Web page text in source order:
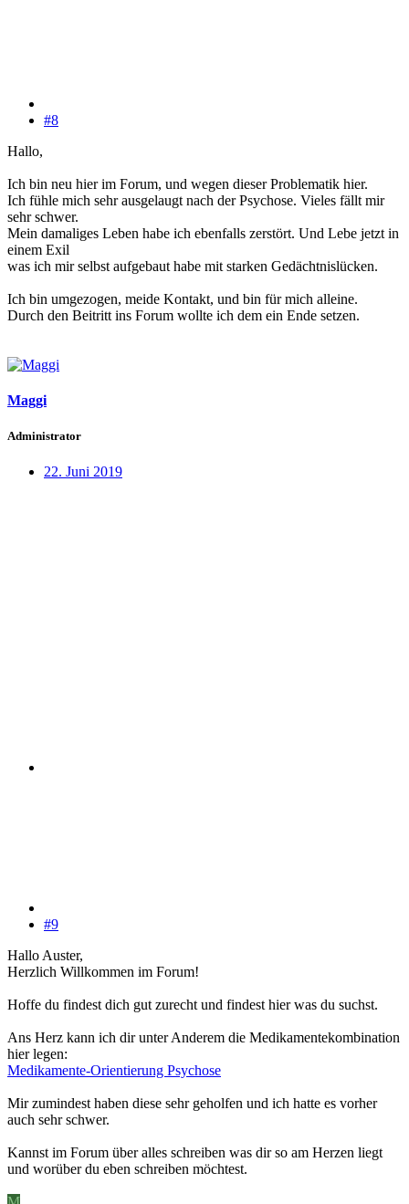
#8
Hallo,
Ich bin neu hier im Forum, und wegen dieser Problematik hier.
Ich fühle mich sehr ausgelaugt nach der Psychose. Vieles fällt mir
sehr schwer.
Mein damaliges Leben habe ich ebenfalls zerstört. Und Lebe jetzt in
einem Exil
was ich mir selbst aufgebaut habe mit starken Gedächtnislücken.
Ich bin umgezogen, meide Kontakt, und bin für mich alleine.
Durch den Beitritt ins Forum wollte ich dem ein Ende setzen.
Maggi
Administrator
22. Juni 2019
#9
Hallo Auster,
Herzlich Willkommen im Forum!
Hoffe du findest dich gut zurecht und findest hier was du suchst.
Ans Herz kann ich dir unter Anderem die Medikamentekombination
hier legen:
Medikamente-Orientierung Psychose
Mir zumindest haben diese sehr geholfen und ich hatte es vorher
auch sehr schwer.
Kannst im Forum über alles schreiben was dir so am Herzen liegt
und worüber du eben schreiben möchtest.